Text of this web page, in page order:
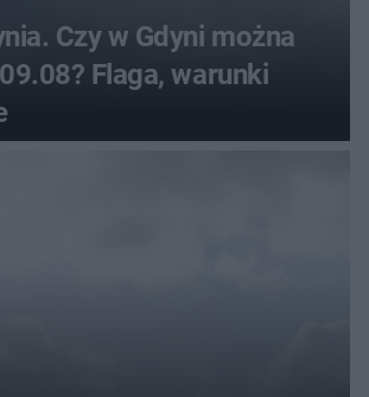
Czy w Gdyni można
Flaga, warunki